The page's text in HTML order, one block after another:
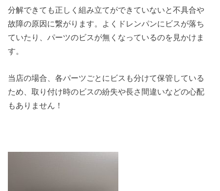
分解できても正しく組み立てができていないと不具合や
故障の原因に繋がります。よくドレンパンにビスが落ち
ていたり、パーツのビスが無くなっているのを見かけま
す。
当店の場合、各パーツごとにビスも分けて保管している
ため、取り付け時のビスの紛失や長さ間違いなどの心配
もありません！